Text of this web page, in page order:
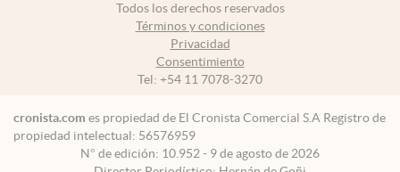
Todos los derechos reservados
Términos y condiciones
Privacidad
Consentimiento
Tel: +54 11 7078-3270
cronista.com es propiedad de El Cronista Comercial S.A Registro de
propiedad intelectual: 56576959
N° de edición: 10.952 - 9 de agosto de 2026